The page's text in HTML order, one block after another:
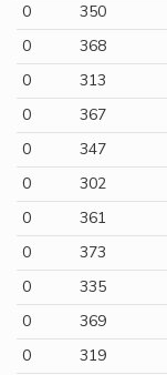
0
350
0
368
0
313
0
367
0
347
0
302
0
361
0
373
0
335
0
369
0
319